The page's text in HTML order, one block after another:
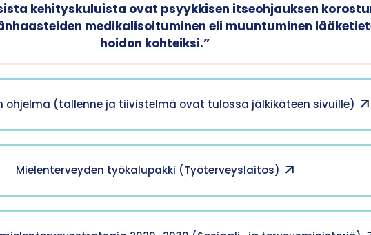
kehityskuluista ovat psyykkisen itseohjauksen
medikalisoituminen eli muuntuminen
hoidon kohteiksi.”
ohjelma (tallenne ja tiivistelmä ovat tulossa jälkikäteen sivuille)
Mielenterveyden työkalupakki (Työterveyslaitos)